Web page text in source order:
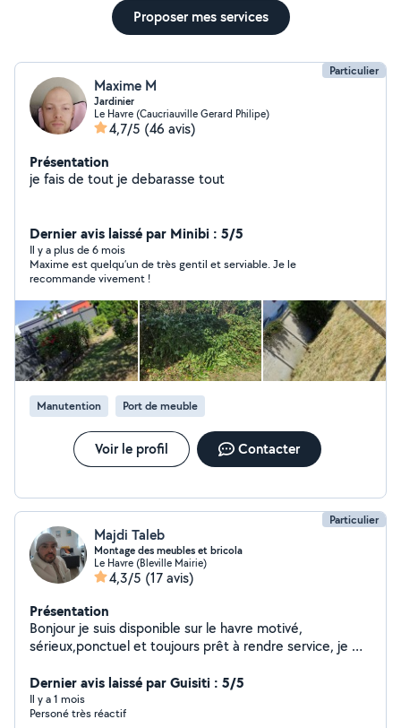
Proposer mes services
Particulier
Maxime M
Jardinier
Le Havre (Caucriauville Gerard Philipe)
4,7/5 (46 avis)
Présentation
je fais de tout je debarasse tout
Dernier avis laissé par Minibi : 5/5
Il y a plus de 6 mois
Maxime est quelqu’un de très gentil et serviable. Je le
recommande vivement !
Manutention Port de meuble
Voir le profil Contacter
Particulier
Majdi Taleb
Montage des meubles et bricola
Le Havre (Bleville Mairie)
4,3/5 (17 avis)
Présentation
Bonjour je suis disponible sur le havre motivé,
sérieux,ponctuel et toujours prêt à rendre service, je me
montage et démontage des meubles: cuisine, chambre
d'enfant, chambre à coucher ,lustres, papier pain,
plomberie, debouchage tube de vacations,aide de
Dernier avis laissé par Guisiti : 5/5
Il y a 1 mois
Personé très réactif